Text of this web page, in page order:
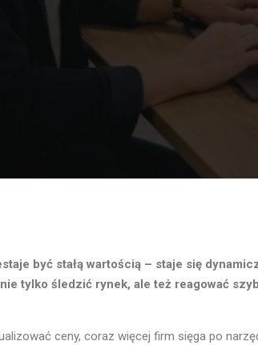
być stałą wartością – staje się
tylko śledzić rynek, ale też reagować
ceny, coraz więcej firm sięga po